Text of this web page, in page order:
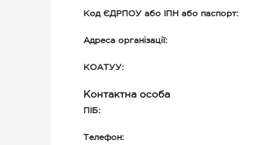
Код ЄДРПОУ або ІПН або паспорт:
Адреса організації:
КОАТУУ:
Контактна особа
ПІБ:
Телефон: